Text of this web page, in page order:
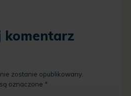
komentarz
zostanie opublikowany.
oznaczone *